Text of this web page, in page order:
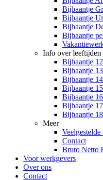
Bijbaantje
Bijbaantje
Bijbaantje
Bijbaantje
Info over leeftijden
Bijbaantje
Bijbaantje
Bijbaantje
Bijbaantje
Bijbaantje
Bijbaantje
Bijbaantje
Meer
Veelgestelde
Contact
Bruto Netto
Voor werkgevers
Over ons
Contact